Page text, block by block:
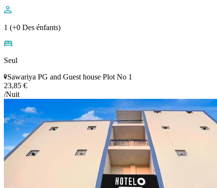
1 (+0 Des énfants)
Seul
Sawariya PG and Guest house Plot No 1
23,85 €
/Nuit